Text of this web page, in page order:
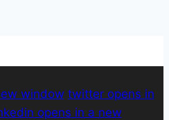
window twitteropens in
opens in a new